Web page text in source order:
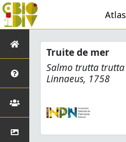
Atlas
Truite de mer
Salmo trutta trutta
Linnaeus, 1758